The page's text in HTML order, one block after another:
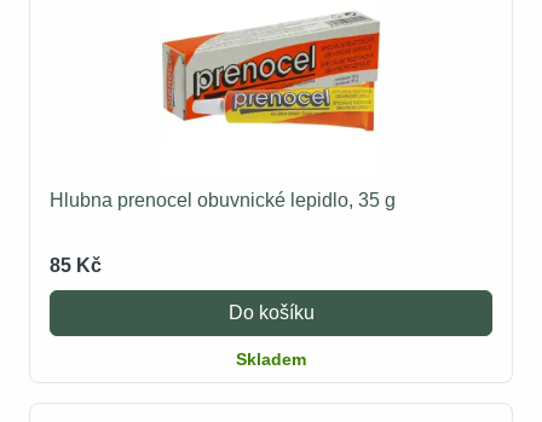
Hlubna prenocel obuvnické lepidlo, 35 g
85 Kč
Do košíku
Skladem